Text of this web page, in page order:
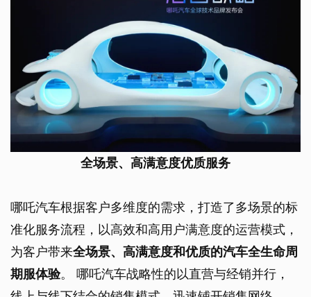
全场景、高满意度优质服务
哪吒汽车根据客户多维度的需求，打造了多场景的标
准化服务流程，以高效和高用户满意度的运营模式，
为客户带来全场景、高满意度和优质的汽车全生命周
期服体验。 哪吒汽车战略性的以直营与经销并行，